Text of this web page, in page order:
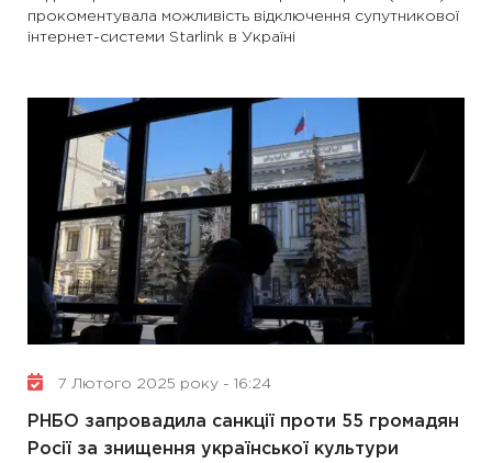
прокоментувала можливість відключення супутникової
інтернет-системи Starlink в Україні
7 Лютого 2025 року - 16:24
РНБО запровадила санкції проти 55 громадян
Росії за знищення української культури